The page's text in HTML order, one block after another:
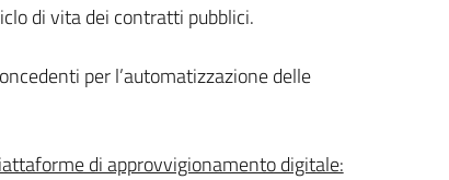
di vita dei contratti pubblici.
per l’automatizzazione delle
di approvvigionamento digitale: